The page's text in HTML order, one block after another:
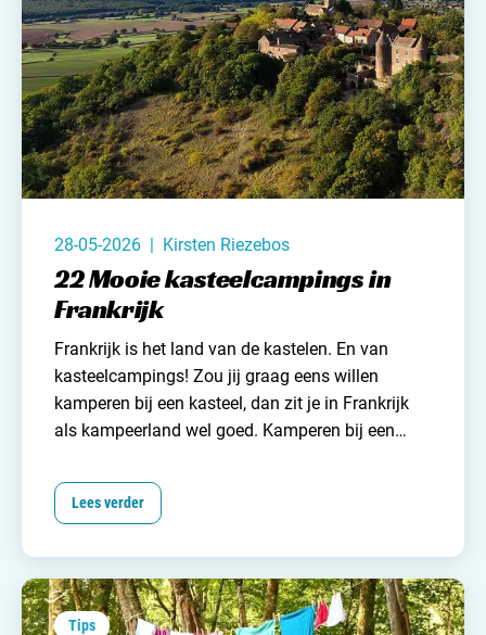
28-05-2026 | Kirsten Riezebos
22 Mooie kasteelcampings in
Frankrijk
Frankrijk is het land van de kastelen. En van
kasteelcampings! Zou jij graag eens willen
kamperen bij een kasteel, dan zit je in Frankrijk
als kampeerland wel goed. Kamperen bij een
luxere camping. En natuurlijk een magisch decor.
Lees verder
Tips